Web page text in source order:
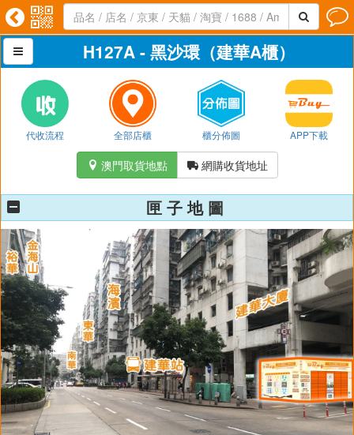
   
 H127A - 黑沙環（建華A櫃）
代收流程 全部店櫃 櫃分佈圖 APP下載
 澳門取貨地點 網購收貨地址
匣 子 地 圖